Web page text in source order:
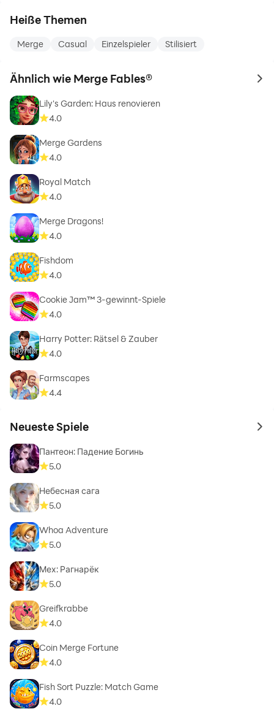
Heiße Themen
Merge Casual Einzelspieler Stilisiert
Ähnlich wie Merge Fables® to
Lily's Garden: Haus renovieren
4.0
Merge Gardens
4.0
Royal Match
4.0
Merge Dragons!
4.0
Fishdom
4.0
Cookie Jam™ 3-gewinnt-Spiele
4.0
Harry Potter: Rätsel & Zauber
4.0
Farmscapes
4.4
Neueste Spiele to
Пантеон: Падение Богинь
5.0
Небесная сага
5.0
Whoa Adventure
5.0
Мех: Рагнарёк
5.0
Greifkrabbe
4.0
Coin Merge Fortune
4.0
Fish Sort Puzzle: Match Game
4.0